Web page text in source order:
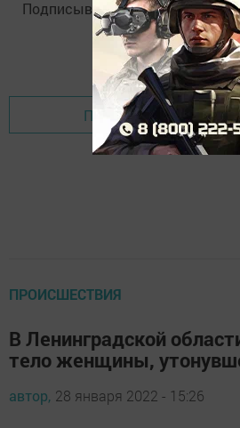
Подписывайтесь наTelegram-
новости»
Перейти на страницу
ПРОИСШЕСТВИЯ
В Ленинградской
тело женщины,
автор, 28 января 2022 - 15:26